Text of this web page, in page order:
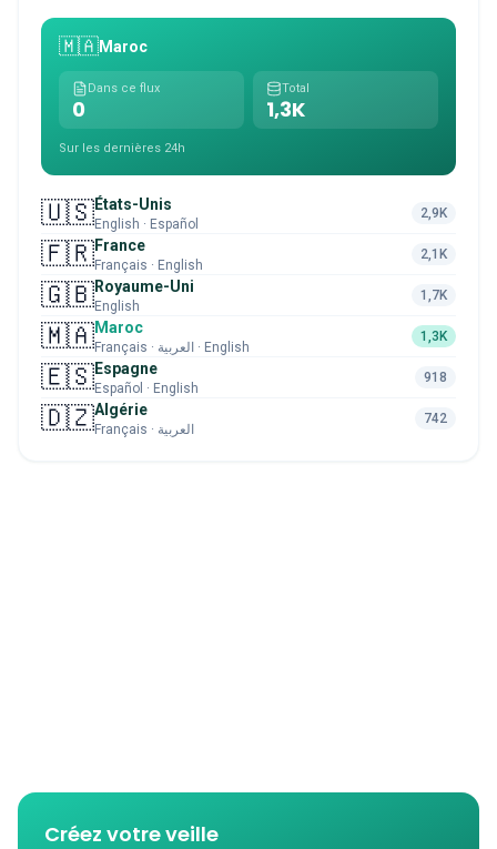
🇲🇦Maroc
Dans ce flux
0
Total
1,3K
Sur les dernières 24h
🇺🇸États-Unis
English · Español
2,9K
🇫🇷France
Français · English
2,1K
🇬🇧Royaume-Uni
English
1,7K
🇲🇦Maroc
Français · العربية · English
1,3K
🇪🇸Espagne
Español · English
918
🇩🇿Algérie
Français · العربية
742
Créez votre veille